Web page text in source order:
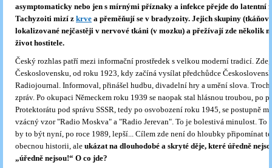
asymptomaticky nebo jen s mírnými příznaky a infekce přejde do latentní
Tachyzoiti mizí z krve a přeměňují se v bradyzoity. Jejich skupiny
lokalizované nejčastěji v nervové tkáni (v mozku) a přežívají zde několik
život hostitele.
Český rozhlas patří mezi informační prostředek s velkou moderní tradicí.
Československu, od roku 1923, kdy začíná vysílat předchůdce
Radiojournal. Informoval, přinášel hudbu, divadelní hry a umění slova.
zpráv. Po okupaci Německem roku 1939 se naopak stal hlásnou troubou, po
Protektorátu pod správu SSSR, tedy po osvobození roku 1945, se postupně
vzácný vzor "Radio Moskva" a "Radio Jerevan". To je bolestivá minulost. To
by to být nyní, po roce 1989, lepší... Cílem zde není do hloubky připomínat
obecnou historii, ale ukázat na dlouhodobé a skryté děje, které úředně
„úředně nejsou!“ O co jde?